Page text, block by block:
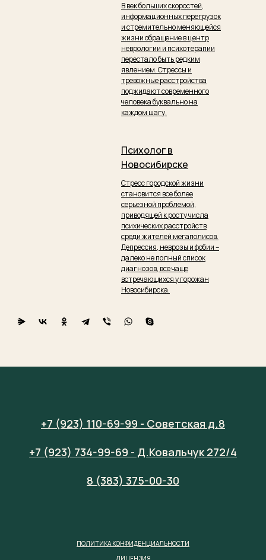
В век больших скоростей,
информационных перегрузок
и стремительно меняющейся
жизни обращение в центр
неврологии и психотерапии
перестало быть редким
явлением. Стрессы и
тревожные расстройства
поджидают современного
человека буквально на
каждом шагу.
Стресс городской жизни
становится все более
серьезной проблемой,
приводящей к росту числа
психических расстройств
среди жителей мегаполисов.
Депрессия, неврозы и фобии –
далеко не полный список
диагнозов, все чаще
встречающихся у горожан
Новосибирска.
Психолог в
Новосибирске
+7 (923) 110-69-99 - Советская д.8
+7 (923) 734-99-69 - Д.Ковальчук 272/4
8 (383) 375-00-30
ПОЛИТИКА КОНФИДЕНЦИАЛЬНОСТИ
ЛИЦЕНЗИЯ